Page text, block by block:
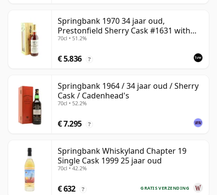
Springbank 1970 34 jaar oud,
Prestonfield Sherry Cask #1631 with
Box
70cl • 51.2%
€ 5.836 ?
Springbank 1964 / 34 jaar oud / Sherry
Cask / Cadenhead's
70cl • 52.2%
€ 7.295 ?
Springbank Whiskyland Chapter 19
Single Cask 1999 25 jaar oud
70cl • 42.2%
GRATIS VERZENDING
€ 632 ?